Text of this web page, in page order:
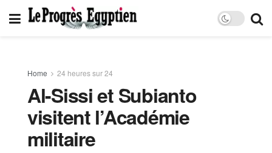
Home 24 heures sur 24
Al-Sissi et Subianto
visitent l’Académie
militaire